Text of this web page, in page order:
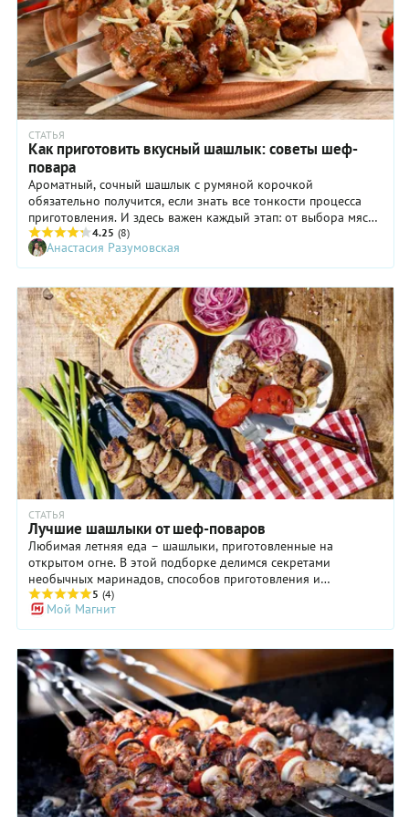
СТАТЬЯ
Как приготовить вкусный шашлык: советы шеф-
повара
Ароматный, сочный шашлык с румяной корочкой
обязательно получится, если знать все тонкости процесса
приготовления. И здесь важен каждый этап: от выбора мяса
и маринада к нему до нанизывания на шампуры и
подготовки углей. Узнали у шеф-повара, как правильно
выбрать мясо, маринад и пожарить шашлык, а заодно
попросили поделиться проверенным рецептом маринада.
4.25 (8)
Анастасия Разумовская
СТАТЬЯ
Лучшие шашлыки от шеф-поваров
Любимая летняя еда – шашлыки, приготовленные на
открытом огне. В этой подборке делимся секретами
необычных маринадов, способов приготовления и
неожиданных сочетаний от шеф-поваров. Попробуйте
приготовить грибной и овощной шашлыки, которые найдут
отклик не только в сердцах вегетарианцев, но и среди
поклонников мяса и рыбы. Впрочем, рыбу, птицу и мясо мы
также не оставили без внимания. Изысканные соусы и яркие
салаты, которые мы подобрали к каждому из блюд, дополнят
и раскроют вкус нежной подмаринованной форели, сочной
грудки индейки и пряной баранины. А удивительный стейк
из баклажана с устричным соусом, страчателлой и
облепихой точно запомнится вашим гостям надолго.
5 (4)
Мой Магнит